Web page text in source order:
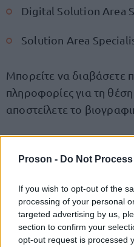
Proson - Do Not
If you wish to opt-out of the
processing of your personal
targeted advertising by us,
section to confirm your
opt-out request is processed
Digital Solution Area
Solution Area
Μπορείτε να διαβάσετε
πληροφορίες για τη
αποστείλετε το
ΑΣΕΠ:
μόνο 2 ημέρες